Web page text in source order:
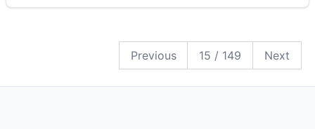
Previous 15 / 149 Next18
19
20
21
22
23
24
25
26
27
28
29
30
31
32
33
34
35
36
37
38
39
40
41
42
43
44
45
46
47
48
49
50
51
52
53
54
55
56
57
58
59
60
61
62
63
64
65
66
67
68
69
70
87
88
89
90
91
92
93
94
95
96
97
98
99
100
101
102
103
104
105
106
107
108
109
110
111
112
113
114
115
116
117
118
119
120
121
122
123
124
125
126
127
128
129
130
131
132
133
134
135
136
137
138
139
140
141
142
143
144
145
146
147
148
149